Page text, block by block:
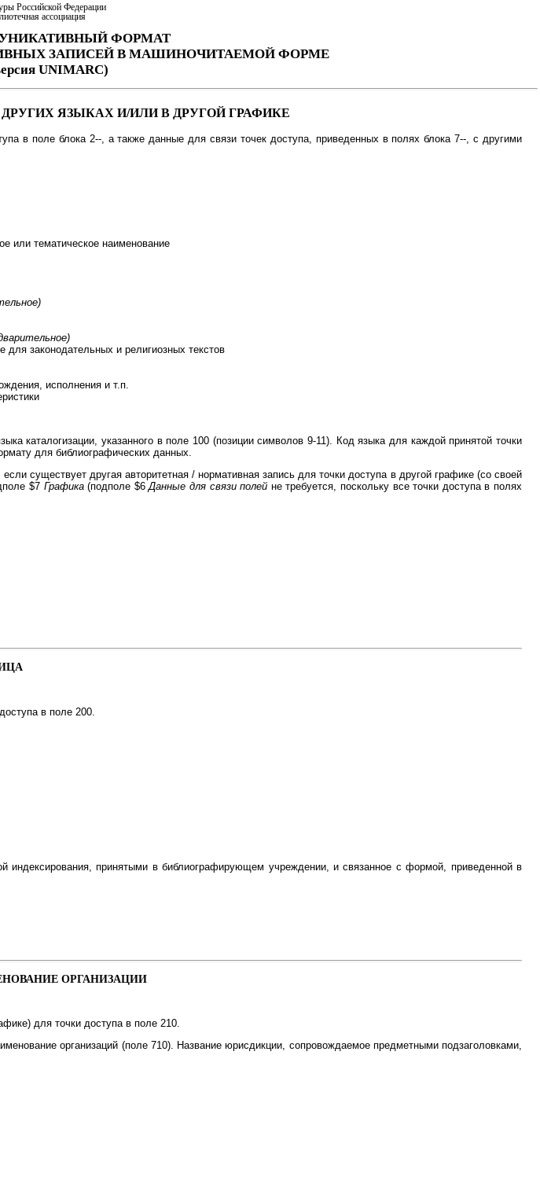
Российской Федерации
ассоциация
ФОРМАТ
ЗАПИСЕЙ В МАШИНОЧИТАЕМОЙ ФОРМЕ
UNIMARC)
ЯЗЫКАХ И/ИЛИ В ДРУГОЙ ГРАФИКЕ
в поле блока 2--, а также данные для связи точек доступа, приведенных в полях блока 7--, с другими
или тематическое наименование
для законодательных и религиозных текстов
исполнения и т.п.
каталогизации, указанного в поле 100 (позиции символов 9-11). Код языка для каждой принятой точки
для библиографических данных.
существует другая авторитетная / нормативная запись для точки доступа в другой графике (со своей
$7 Графика(подполе $6Данные для связи полей не требуется, поскольку все точки доступа в полях
в поле 200.
принятыми в библиографирующем учреждении, и связанное с формой, приведенной в
ОРГАНИЗАЦИИ
для точки доступа в поле 210.
организаций (поле 710). Название юрисдикции, сопровождаемое предметными подзаголовками,